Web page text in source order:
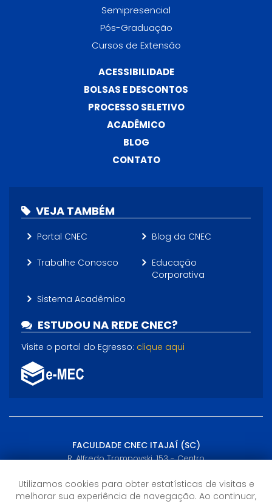
Semipresencial
Pós-Graduação
Cursos de Extensão
ACESSIBILIDADE
BOLSAS E DESCONTOS
PROCESSO SELETIVO
ACADÊMICO
BLOG
CONTATO
VEJA TAMBÉM
Portal CNEC Blog da CNEC
Trabalhe Conosco
Educação
Corporativa
Sistema Acadêmico
ESTUDOU NA REDE CNEC?
Visite o portal do Egresso: clique aqui
FACULDADE CNEC ITAJAÍ (SC)
R. Alfredo Trompovski, 153 - Centro
Utilizamos cookies para obter estatísticas de visitas e
melhorar sua experiência de navegação. Ao continuar,